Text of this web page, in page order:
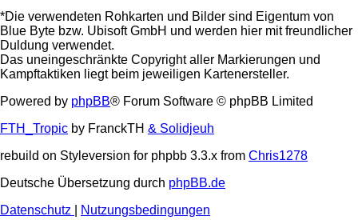
*Die verwendeten Rohkarten und Bilder sind Eigentum von
Blue Byte bzw. Ubisoft GmbH und werden hier mit freundlicher
Duldung verwendet.
Das uneingeschränkte Copyright aller Markierungen und
Kampftaktiken liegt beim jeweiligen Kartenersteller.
Powered by phpBB® Forum Software © phpBB Limited
FTH_Tropic by FranckTH & Solidjeuh
rebuild on Styleversion for phpbb 3.3.x from Chris1278
Deutsche Übersetzung durch phpBB.de
Datenschutz
Nutzungsbedingungen